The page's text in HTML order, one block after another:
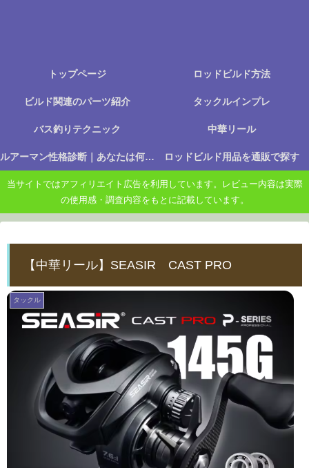
トップページ ロッドビルド方法
ビルド関連のパーツ紹介 タックルインプレ
バス釣りテクニック 中華リール
ルアーマン性格診断｜あなたは何に楽しさを感じる釣り人か？ ロッドビルド用品を通販で探す
当サイトではアフィリエイト広告を利用しています。レビュー内容は実際
の使用感・調査内容をもとに記載しています。
【中華リール】SEASIR CAST PRO
タックル